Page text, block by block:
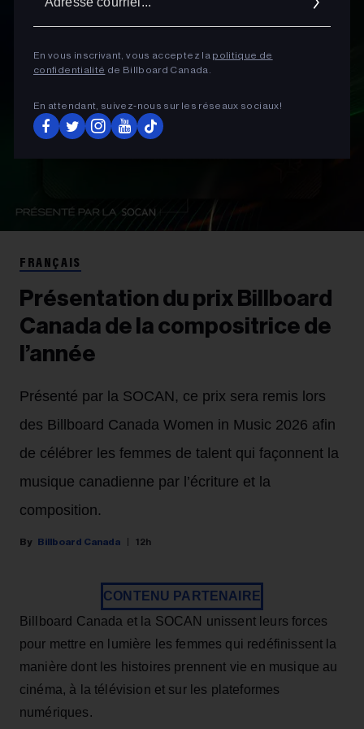
En vous inscrivant, vous acceptez la politique de
confidentialité de Billboard Canada.
En attendant, suivez‑nous sur les réseaux sociaux!
FRANÇAIS
Présentation du prix Billboard
Canada de la compositrice de
l’année
Présenté par la SOCAN, ce prix sera remis lors
des Billboard Canada Women in Music 2026 afin
de célébrer les femmes de talent qui façonnent la
musique canadienne par l’écriture et la
composition.
Billboard Canada 12h
CONTENU PARTENAIRE
Billboard Canada et la SOCAN unissent leurs forces
pour mettre en lumière les femmes qui redéfinissent la
manière dont les histoires prennent vie en musique au
cinéma, à la télévision et sur les plateformes
numériques.